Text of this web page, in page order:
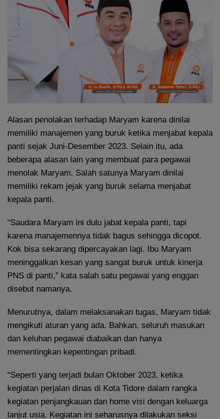
Alasan penolakan terhadap Maryam karena dinilai
memiliki manajemen yang buruk ketika menjabat kepala
panti sejak Juni-Desember 2023. Selain itu, ada
beberapa alasan lain yang membuat para pegawai
menolak Maryam. Salah satunya Maryam dinilai
memiliki rekam jejak yang buruk selama menjabat
kepala panti.
“Saudara Maryam ini dulu jabat kepala panti, tapi
karena manajemennya tidak bagus sehingga dicopot.
Kok bisa sekarang dipercayakan lagi. Ibu Maryam
meninggalkan kesan yang sangat buruk untuk kinerja
PNS di panti,” kata salah satu pegawai yang enggan
disebut namanya.
Menurutnya, dalam melaksanakan tugas, Maryam tidak
mengikuti aturan yang ada. Bahkan, seluruh masukan
dan keluhan pegawai diabaikan dan hanya
mementingkan kepentingan pribadi.
“Seperti yang terjadi bulan Oktober 2023, ketika
kegiatan perjalan dinas di Kota Tidore dalam rangka
kegiatan penjangkauan dan home visi dengan keluarga
lanjut usia. Kegiatan ini seharusnya dilakukan seksi